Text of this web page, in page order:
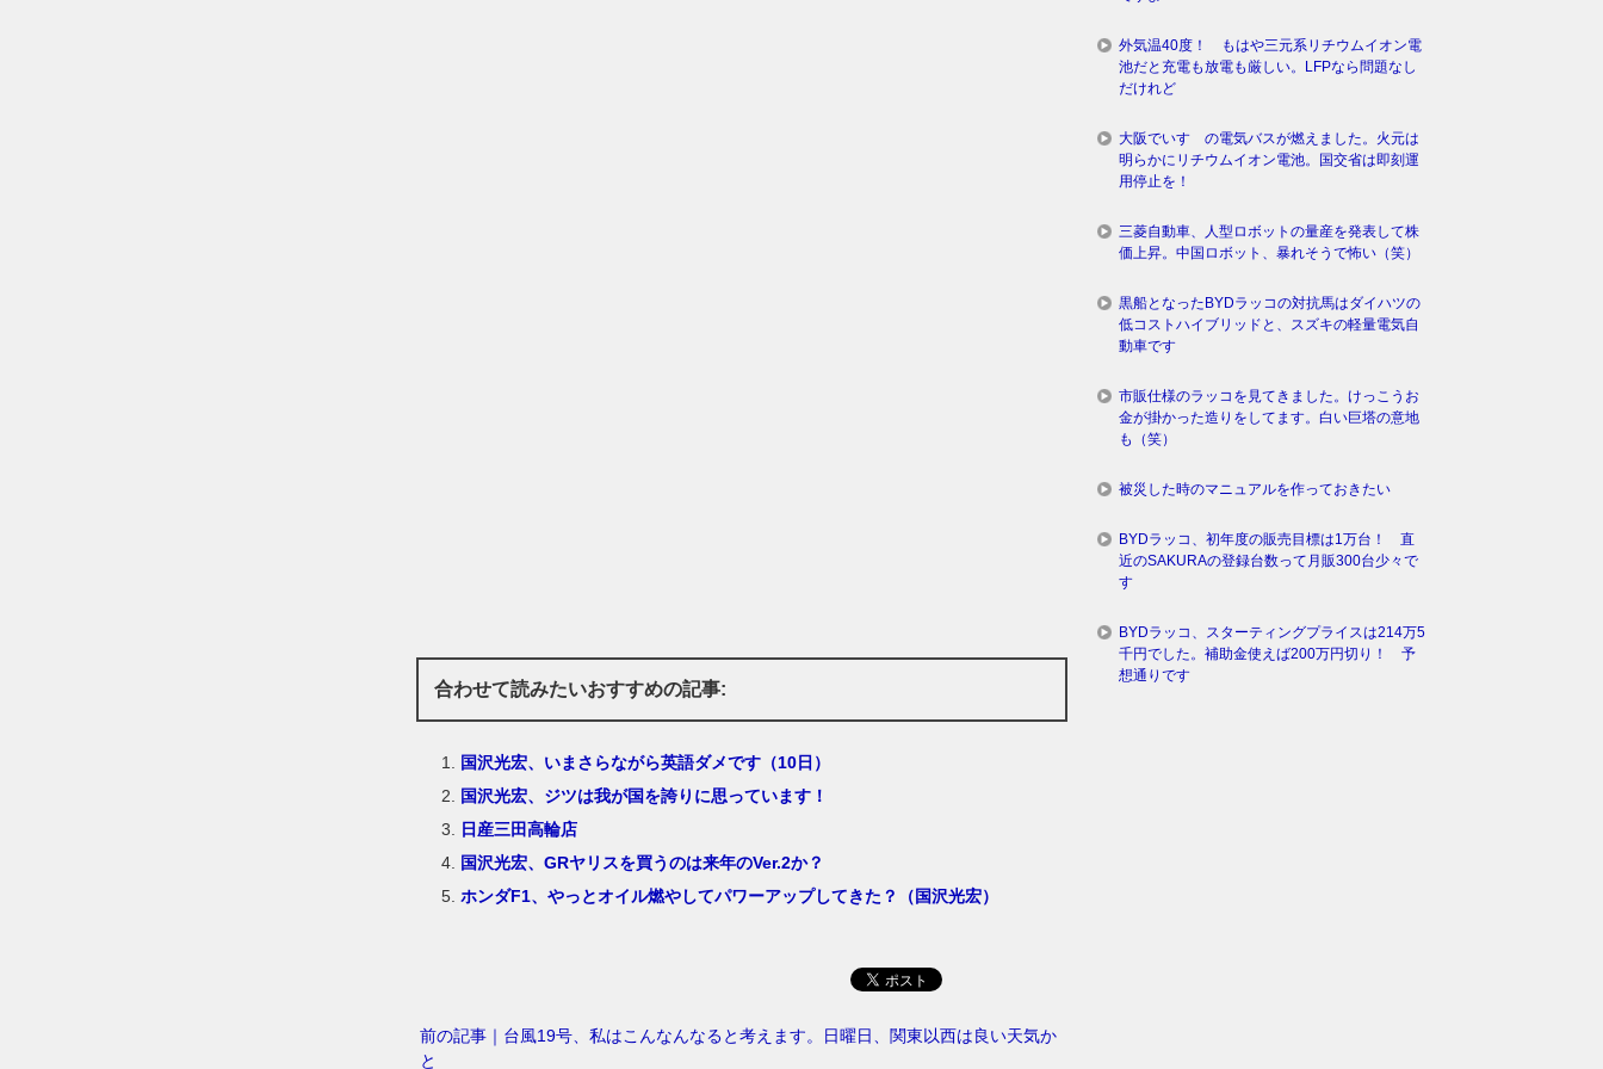
合わせて読みたいおすすめの記事:
国沢光宏、いまさらながら英語ダメです（10日）
国沢光宏、ジツは我が国を誇りに思っています！
日産三田高輪店
国沢光宏、GRヤリスを買うのは来年のVer.2か？
ホンダF1、やっとオイル燃やしてパワーアップしてきた？（国沢光宏）
前の記事｜台風19号、私はこんなんなると考えます。日曜日、関東以西は良い天気か
と
外気温40度！ もはや三元系リチウムイオン電
池だと充電も放電も厳しい。LFPなら問題なし
だけれど
大阪でいすゞの電気バスが燃えました。火元は
明らかにリチウムイオン電池。国交省は即刻運
用停止を！
三菱自動車、人型ロボットの量産を発表して株
価上昇。中国ロボット、暴れそうで怖い（笑）
黒船となったBYDラッコの対抗馬はダイハツの
低コストハイブリッドと、スズキの軽量電気自
動車です
市販仕様のラッコを見てきました。けっこうお
金が掛かった造りをしてます。白い巨塔の意地
も（笑）
被災した時のマニュアルを作っておきたい
BYDラッコ、初年度の販売目標は1万台！ 直
近のSAKURAの登録台数って月販300台少々で
す
BYDラッコ、スターティングプライスは214万5
千円でした。補助金使えば200万円切り！ 予
想通りです